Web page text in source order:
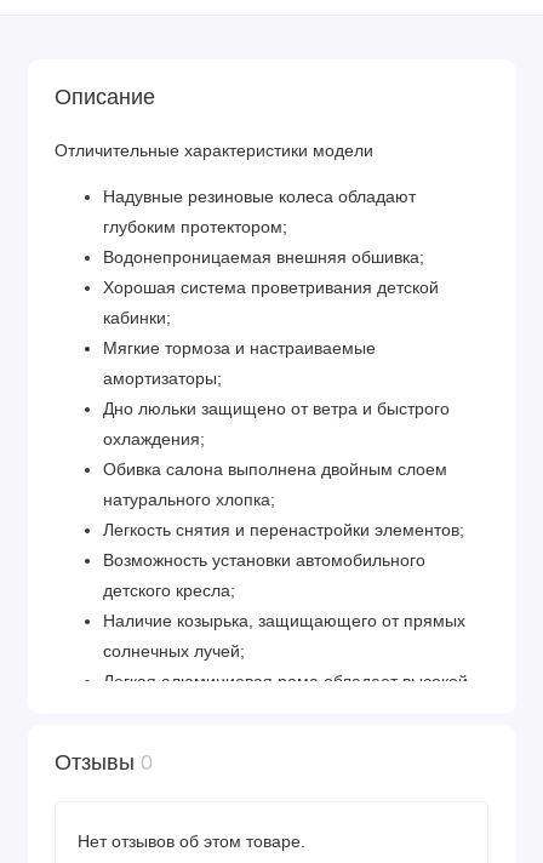
Описание
Отличительные характеристики модели
Надувные резиновые колеса обладают
глубоким протектором;
Водонепроницаемая внешняя обшивка;
Хорошая система проветривания детской
кабинки;
Мягкие тормоза и настраиваемые
амортизаторы;
Дно люльки защищено от ветра и быстрого
охлаждения;
Обивка салона выполнена двойным слоем
натурального хлопка;
Легкость снятия и перенастройки элементов;
Возможность установки автомобильного
детского кресла;
Наличие козырька, защищающего от прямых
солнечных лучей;
Легкая алюминиевая рама обладает высокой
стиральной машине.
Отзывы 0
Нет отзывов об этом товаре.